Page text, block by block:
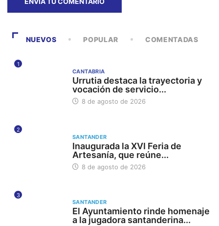
NUEVOS POPULAR COMENTADAS
1
CANTABRIA
Urrutia destaca la trayectoria y
vocación de servicio...
8 de agosto de 2026
2
SANTANDER
Inaugurada la XVI Feria de
Artesanía, que reúne...
8 de agosto de 2026
3
SANTANDER
El Ayuntamiento rinde homenaje
a la jugadora santanderina...